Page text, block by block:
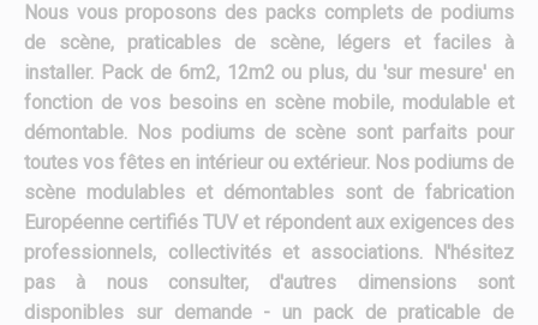
Nous vous proposons des packs complets de podiums
de scène, praticables de scène, légers et faciles à
installer. Pack de 6m2, 12m2 ou plus, du 'sur mesure' en
fonction de vos besoins en scène mobile, modulable et
démontable. Nos podiums de scène sont parfaits pour
toutes vos fêtes en intérieur ou extérieur. Nos podiums de
scène modulables et démontables sont de fabrication
Européenne certifiés TUV et répondent aux exigences des
professionnels, collectivités et associations. N'hésitez
pas à nous consulter, d'autres dimensions sont
disponibles sur demande - un pack de praticable de